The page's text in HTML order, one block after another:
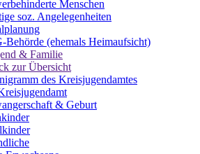
Menschen
soz. Angelegenheiten
Behörde (ehemals Heimaufsicht)
& Familie
zur Übersicht
des Kreisjugendamtes
& Geburt